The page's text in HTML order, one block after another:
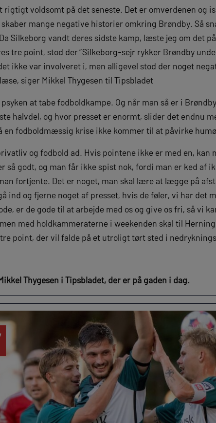
rigtigt voldsomt på det seneste. Det er omverdenen og
mange negative historier omkring Brøndby. Så
Silkeborg vandt deres sidste kamp, læste jeg om det
tre point, stod der ”Silkeborg-sejr rykker Brøndby
ikke var involveret i, men alligevel stod der noget
siger Mikkel Thygesen til Tipsbladet
at tabe fodboldkampe. Og når man så er i
halvdel, og hvor presset er enormt, slider det endnu
en fodboldmæssig krise ikke kommer til at påvirke
og fodbold ad. Hvis pointene ikke er med en, kan
så godt, og man får ikke spist nok, fordi man er ked af
fortjente. Det er noget, man skal lære at lægge på
ind og fjerne noget af presset, hvis de føler, vi har det
er de gode til at arbejde med os og give os fri, så vi
med holdkammeraterne i weekenden skal til
point, der vil falde på et utroligt tørt sted i
Thygesen i Tipsbladet, der er på gaden i dag.